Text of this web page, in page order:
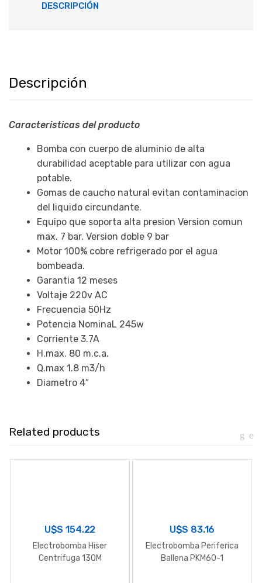
DESCRIPCIÓN
Descripción
Caracteristicas del producto
Bomba con cuerpo de aluminio de alta
durabilidad aceptable para utilizar con agua
potable.
Gomas de caucho natural evitan contaminacion
del liquido circundante.
Equipo que soporta alta presion Version comun
max. 7 bar. Version doble 9 bar
Motor 100% cobre refrigerado por el agua
bombeada.
Garantia 12 meses
Voltaje 220v AC
Frecuencia 50Hz
Potencia NominaL 245w
Corriente 3.7A
H.max. 80 m.c.a.
Q.max 1.8 m3/h
Diametro 4″
Related products
U$S154.22
Electrobomba Hiser
Centrifuga 130M
U$S 83.16
Electrobomba Periferica
Ballena PKM60-1